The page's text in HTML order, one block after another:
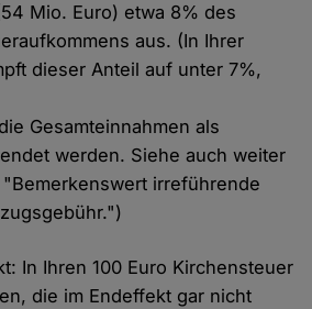
Mio. Euro) etwa 8% des
aus. (In Ihrer
dieser Anteil auf unter 7%,
Gesamteinnahmen als
werden. Siehe auch weiter
irreführende
In Ihren 100 Euro Kirchensteuer
die im Endeffekt gar nicht